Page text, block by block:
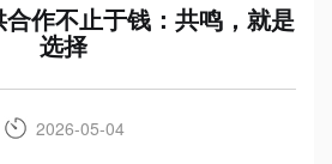
作不止于钱：共鸣，就是
选择
2026-05-04